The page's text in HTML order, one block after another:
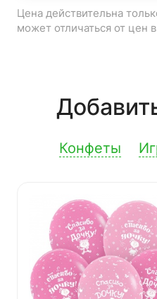
Цена действительна
может отличаться от цен
Конфеты